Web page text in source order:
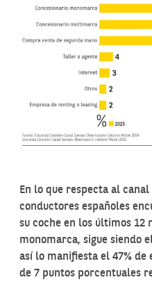
En lo que respecta al
conductores españoles
su coche en los últimos 12
monomarca, sigue siendo
así lo manifiesta el 47%
de 7 puntos porcentuales